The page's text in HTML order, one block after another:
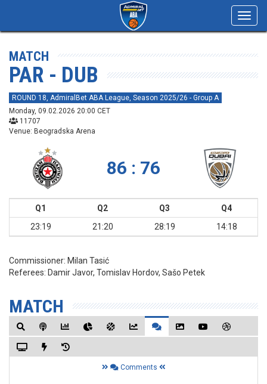
MATCH
PAR - DUB
ROUND 18, AdmiralBet ABA League, Season 2025/26 - Group A
Monday, 09.02.2026 20:00 CET
11707
Venue: Beogradska Arena
86 : 76
Q1 Q2 Q3
Q4
23:19
21:20 28:19 14:18
Commissioner: Milan Tasić
Referees: Damir Javor, Tomislav Hordov, Sašo Petek
MATCH
Comments